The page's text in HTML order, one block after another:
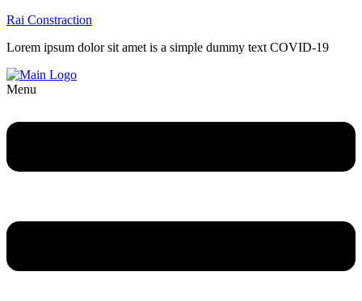
Rai Constraction
Lorem ipsum dolor sit amet is a simple dummy text COVID-19
Menu